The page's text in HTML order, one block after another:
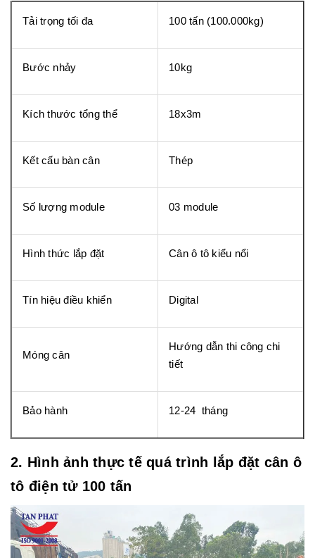
Tải trọng tối đa 100 tấn (100.000kg)
Bước nhảy 10kg
Kích thước tổng thể 18x3m
Kết cấu bàn cân Thép
Số lượng module 03 module
Hình thức lắp đặt Cân ô tô kiểu nổi
Tín hiệu điều khiển Digital
Móng cân
Hướng dẫn thi công chi
tiết
Bảo hành 12-24 tháng
2. Hình ảnh thực tế quá trình lắp đặt cân ô
tô điện tử 100 tấn